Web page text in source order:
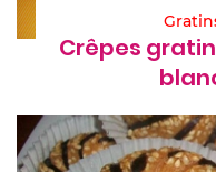
Crêpes